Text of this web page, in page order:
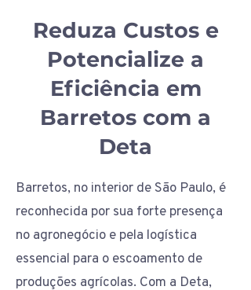
Reduza Custos e
Potencialize a
Eficiência em
Barretos com a
Deta
Barretos, no interior de São Paulo, é
reconhecida por sua forte presença
no agronegócio e pela logística
essencial para o escoamento de
produções agrícolas. Com a Deta,